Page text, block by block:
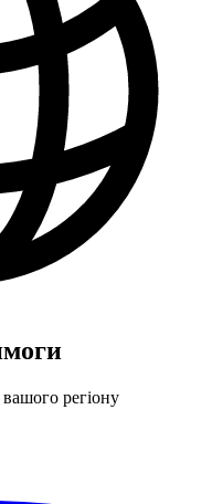
регіону